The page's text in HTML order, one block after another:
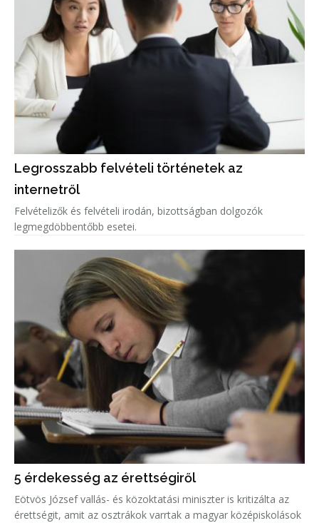
Legrosszabb felvételi történetek az
internetről
Felvételizők és felvételi irodán, bizottságban dolgozók
legmegdöbbentőbb esetei.
5 érdekesség az érettségiről
Eötvös József vallás- és közoktatási miniszter is kritizálta az
érettségit, amit az osztrákok varrtak a magyar középiskolások